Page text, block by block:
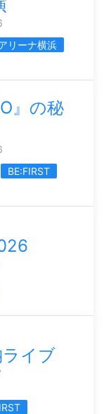
リーナ横浜
』の秘
BE:FIRST
イブ